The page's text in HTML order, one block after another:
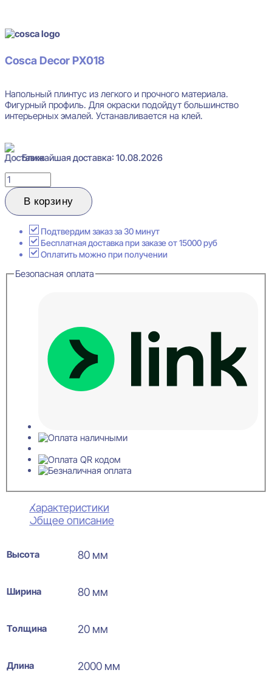
Cosca Decor PX018
Напольный плинтус из легкого и прочного материала.
Фигурный профиль. Для окраски подойдут большинство
интерьерных эмалей. Устанавливается на клей.
Ближайшая доставка: 10.08.2026
Количество
товара
Cosca
Decor
Плинтус
напольный
20x80x2000
В корзину
Подтвердим заказ за 30 минут
Бесплатная доставка при заказе от 15000 руб
Оплатить можно при получении
Безопасная оплата
Характеристики
Общее описание
Высота 80 мм
Ширина 80 мм
Толщина 20 мм
Длина 2000 мм